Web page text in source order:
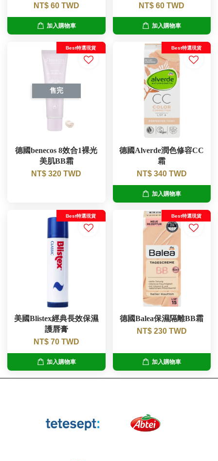
NT$ 60 TWD
加入購物車
NT$ 60 TWD
加入購物車
售完
Best特選現貨
德國benecos 8效合1裸光
美肌BB霜
NT$ 320 TWD
Best特選現貨
德國Alverde潤色修容CC
霜
NT$ 340 TWD
加入購物車
Best特選現貨
美國Blistex經典長效保濕
護唇膏
NT$ 70 TWD
加入購物車
Best特選現貨
德國Balea保濕隔離BB霜
NT$ 230 TWD
加入購物車